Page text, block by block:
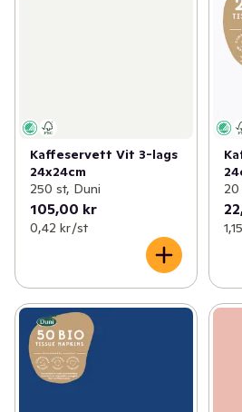
Kaffeservett Vit 3-lags
24x24cm
250 st, Duni
105,00 kr
0,42 kr /st
20